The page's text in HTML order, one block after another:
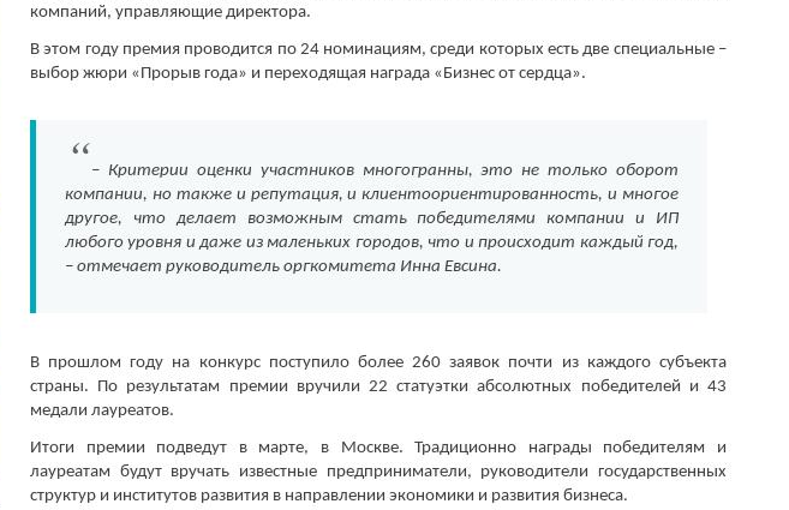
компаний, управляющие директора.
В этом году премия проводится по 24 номинациям, среди которых есть две специальные –
выбор жюри «Прорыв года» и переходящая награда «Бизнес от сердца».
– Критерии оценки участников многогранны, это не только оборот
компании, но также и репутация, и клиентоориентированность, и многое
другое, что делает возможным стать победителями компании и ИП
любого уровня и даже из маленьких городов, что и происходит каждый год,
– отмечает руководитель оргкомитета Инна Евсина.
В прошлом году на конкурс поступило более 260 заявок почти из каждого субъекта
страны. По результатам премии вручили 22 статуэтки абсолютных победителей и 43
медали лауреатов.
Итоги премии подведут в марте, в Москве. Традиционно награды победителям и
лауреатам будут вручать известные предприниматели, руководители государственных
структур и институтов развития в направлении экономики и развития бизнеса.